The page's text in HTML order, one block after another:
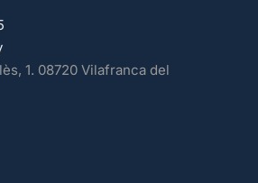
1. 08720 Vilafranca del